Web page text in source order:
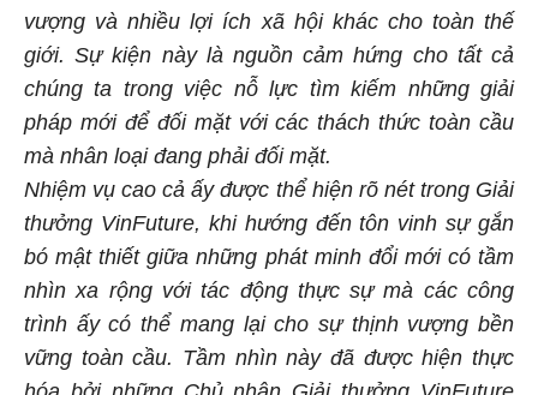
vượng và nhiều lợi ích xã hội khác cho toàn thế
giới. Sự kiện này là nguồn cảm hứng cho tất cả
chúng ta trong việc nỗ lực tìm kiếm những giải
pháp mới để đối mặt với các thách thức toàn cầu
mà nhân loại đang phải đối mặt.
Nhiệm vụ cao cả ấy được thể hiện rõ nét trong Giải
thưởng VinFuture, khi hướng đến tôn vinh sự gắn
bó mật thiết giữa những phát minh đổi mới có tầm
nhìn xa rộng với tác động thực sự mà các công
trình ấy có thể mang lại cho sự thịnh vượng bền
vững toàn cầu. Tầm nhìn này đã được hiện thực
hóa bởi những Chủ nhân Giải thưởng VinFuture